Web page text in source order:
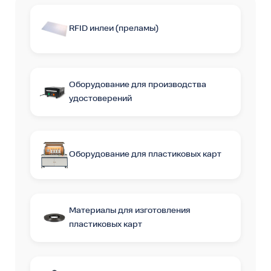
RFID инлеи (преламы)
Оборудование для производства
удостоверений
Оборудование для пластиковых карт
Материалы для изготовления
пластиковых карт